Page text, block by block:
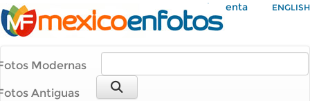
Mi Cuenta ENGLISH
Modernas
Antiguas